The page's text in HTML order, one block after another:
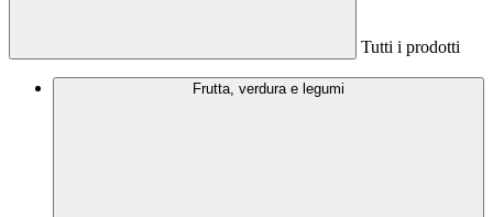
Tutti i prodotti
Frutta, verdura e legumi